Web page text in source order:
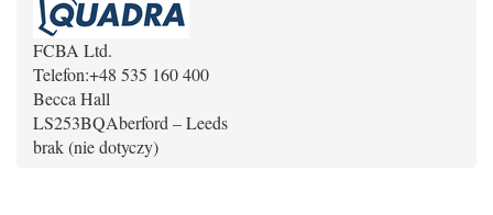
FCBA Ltd.
Telefon:+48 535 160 400
Becca Hall
LS253BQAberford – Leeds
brak (nie dotyczy)